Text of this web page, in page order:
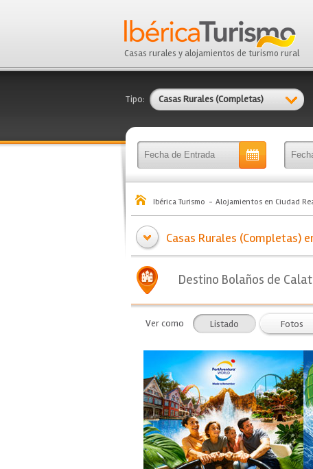
Casas rurales y alojamientos de turismo rural
Tipo: Casas Rurales (Completas)
Ibérica Turismo Alojamientos en Ciudad
Casas Rurales (Completas)
Destino Bolaños de
Ver como Listado Fotos